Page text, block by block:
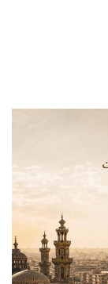
الإعلام
تواصل معنا
الطلاب